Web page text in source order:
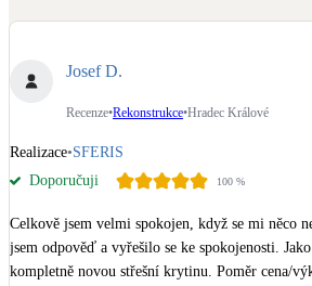
Solární termický systém
Na přípravu teplé vody i
Klimatizace
Větrání s rekuperací
Josef D.
Recenze•Rekonstrukce•Hradec Králové
Realizace•SFERIS
Doporučuji
100 %
Celkově jsem velmi spokojen, když se mi něco
jsem odpověď a vyřešilo se ke spokojenosti.
kompletně novou střešní krytinu. Poměr cena/